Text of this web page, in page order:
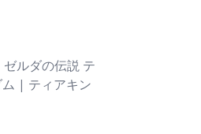
ルダの伝説 テ
ム | ティアキン